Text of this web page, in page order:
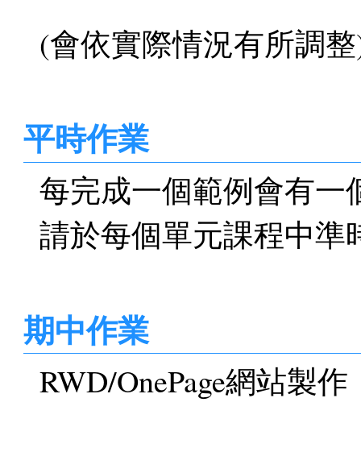
(會依實際情況有所調
平時作業
每完成一個範例會有一
請於每個單元課程中準
期中作業
RWD/OnePage網站製作